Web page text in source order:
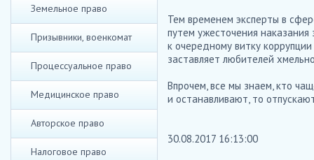
Земельное право
Призывники, военкомат
Процессуальное право
Медицинское право
Авторское право
Налоговое право
Тем временем эксперты в
путем ужесточения
к очередному витку
заставляет любителей
Впрочем, все мы знаем, кто
и останавливают, то
30.08.2017 16:13:00